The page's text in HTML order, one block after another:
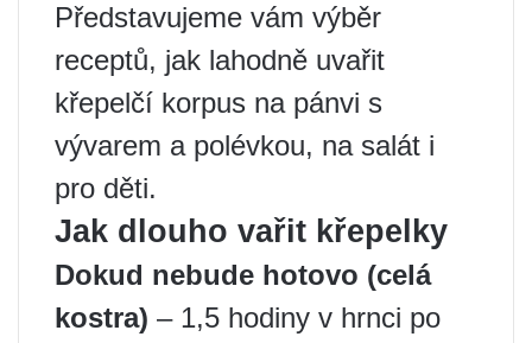
Představujeme vám výběr
receptů, jak lahodně uvařit
křepelčí korpus na pánvi s
vývarem a polévkou, na salát i
pro děti.
Jak dlouho vařit křepelky
Dokud nebude hotovo (celá
kostra) – 1,5 hodiny v hrnci po